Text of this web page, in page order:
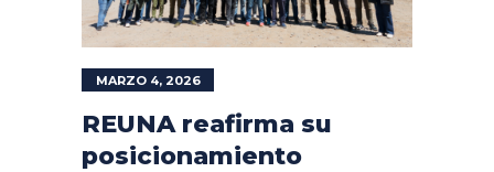
MARZO 4, 2026
REUNA reafirma su
posicionamiento